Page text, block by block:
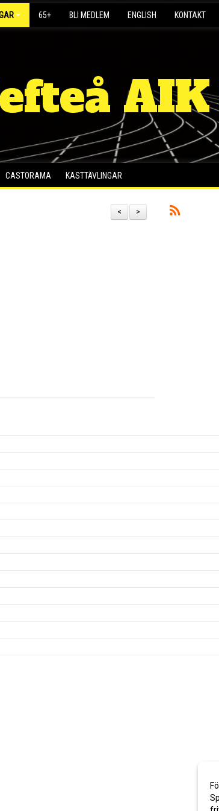
65+ BLI MEDLEM ENGLISH KONTAKT
CASTORAMA KASTTÄVLINGAR
>
<